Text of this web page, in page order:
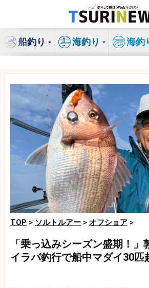
ン
船釣り 海釣り 海釣
TOP > ソルトルアー > オフショア >
「乗っ込みシーズン盛期！」
イラバ釣行で船中マダイ30匹